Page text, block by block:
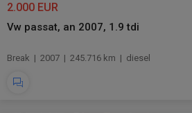
2.000 EUR
Vw passat, an 2007, 1.9 tdi
Break | 2007 | 245.716 km | diesel